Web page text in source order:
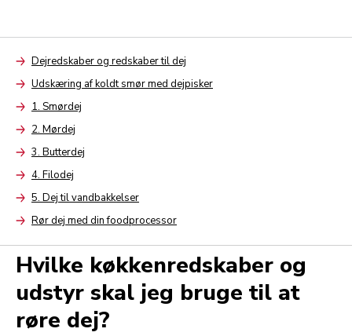
ArrowDejredskaber og redskaber til dej
ArrowUdskæring af koldt smør med dejpisker
Arrow1. Smørdej
Arrow2. Mørdej
Arrow3. Butterdej
Arrow4. Filodej
Arrow5. Dej til vandbakkelser
ArrowRør dej med din foodprocessor
Hvilke køkkenredskaber og
udstyr skal jeg bruge til at
røre dej?